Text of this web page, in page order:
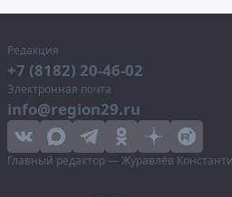
Редакция
+7 (8182) 20-46-02
Электронная почта
info@region29.ru
Главный редактор — Журавлёв